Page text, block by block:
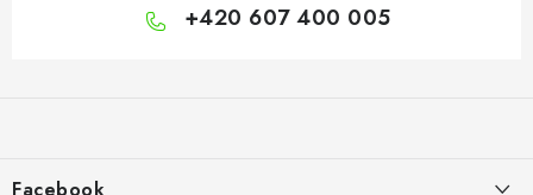
+420 607 400 005
aFacebook